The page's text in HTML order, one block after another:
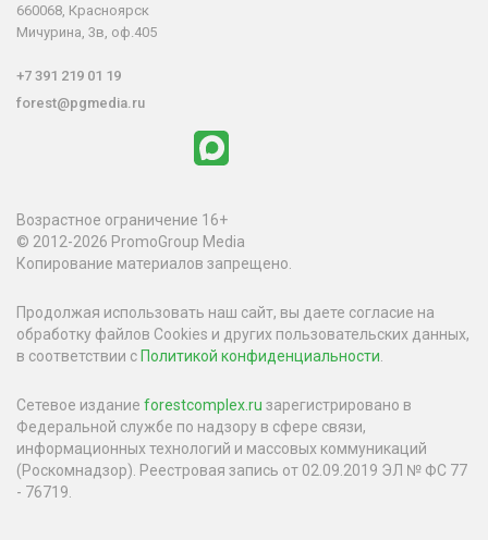
660068, Красноярск
Мичурина, 3в, оф.405
+7 391 219 01 19
forest@pgmedia.ru
Возрастное ограничение 16+
© 2012-2026 PromoGroup Media
Копирование материалов запрещено.
Продолжая использовать наш сайт, вы даете согласие на
обработку файлов Cookies и других пользовательских данных,
в соответствии с Политикой конфиденциальности
Сетевое издание forestcomplex.ru зарегистрировано в
Федеральной службе по надзору в сфере связи,
информационных технологий и массовых коммуникаций
(Роскомнадзор). Реестровая запись от 02.09.2019 ЭЛ № ФС 77
- 76719.